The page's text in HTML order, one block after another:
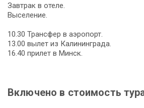
Завтрак в отеле.
Выселение.
10.30 Трансфер в аэропорт.
13.00 вылет из Калининграда.
16.40 прилет в Минск.
Включено в стоимость